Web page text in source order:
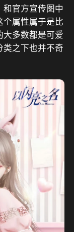
官方宣传图中
个属性属于是比
大多数都是可爱
类之下也并不奇